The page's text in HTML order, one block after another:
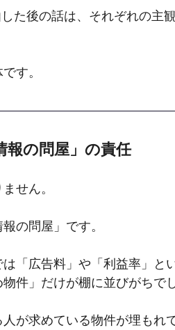
た後の話は、それぞれの主
す。
報の問屋」の責任
せん。
の問屋」です。
「広告料」や「利益率」と
件」だけが棚に並びがちでし
が求めている物件が埋もれ